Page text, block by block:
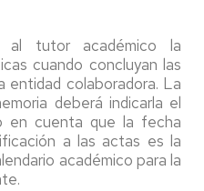
al tutor académico la
cuando concluyan las
entidad colaboradora. La
deberá indicarla el
en cuenta que la fecha
a las actas es la
académico para la